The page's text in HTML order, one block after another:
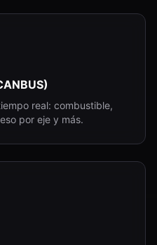
real: combustible,
por eje y más.